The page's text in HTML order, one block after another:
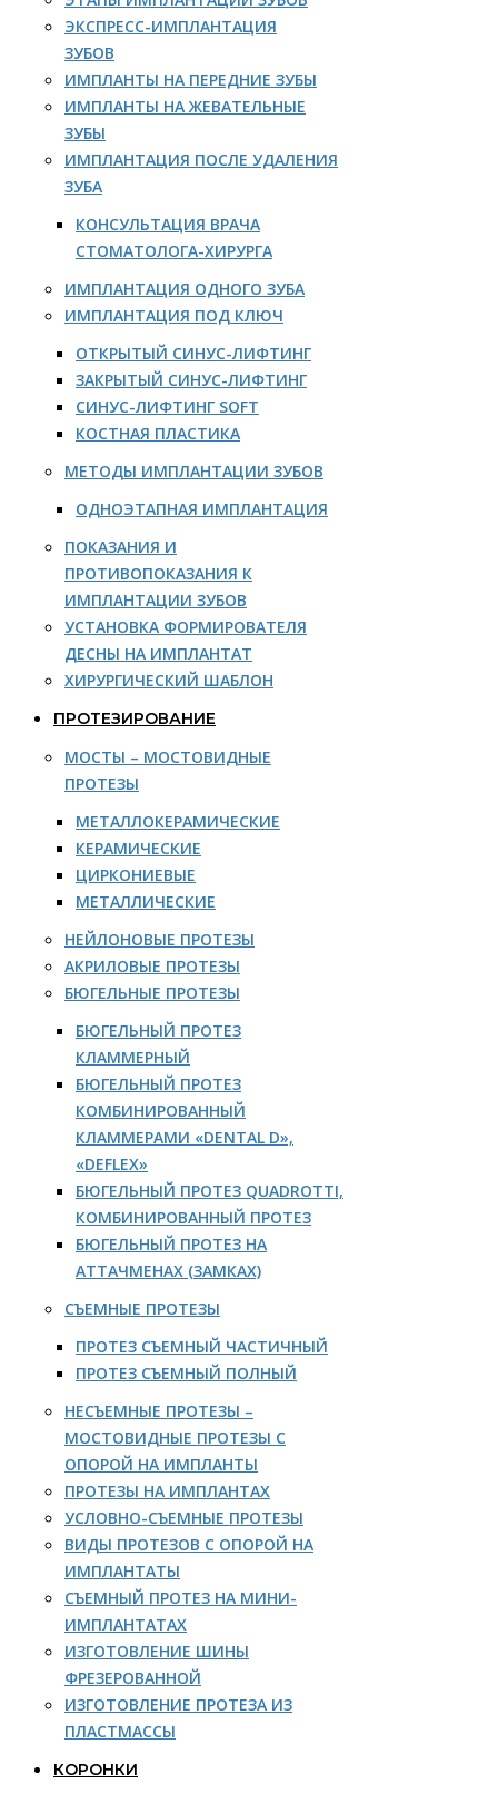
ЭКСПРЕСС-ИМПЛАНТАЦИЯ
ЗУБОВ
ИМПЛАНТЫ НА ПЕРЕДНИЕ ЗУБЫ
ИМПЛАНТЫ НА ЖЕВАТЕЛЬНЫЕ
ЗУБЫ
ИМПЛАНТАЦИЯ ПОСЛЕ УДАЛЕНИЯ
ЗУБА
КОНСУЛЬТАЦИЯ ВРАЧА
СТОМАТОЛОГА-ХИРУРГА
ИМПЛАНТАЦИЯ ОДНОГО ЗУБА
ИМПЛАНТАЦИЯ ПОД КЛЮЧ
ОТКРЫТЫЙ СИНУС-ЛИФТИНГ
ЗАКРЫТЫЙ СИНУС-ЛИФТИНГ
СИНУС-ЛИФТИНГ SOFT
КОСТНАЯ ПЛАСТИКА
МЕТОДЫ ИМПЛАНТАЦИИ ЗУБОВ
ОДНОЭТАПНАЯ ИМПЛАНТАЦИЯ
ПОКАЗАНИЯ И
ПРОТИВОПОКАЗАНИЯ К
ИМПЛАНТАЦИИ ЗУБОВ
УСТАНОВКА ФОРМИРОВАТЕЛЯ
ДЕСНЫ НА ИМПЛАНТАТ
ХИРУРГИЧЕСКИЙ ШАБЛОН
ПРОТЕЗИРОВАНИЕ
МОСТЫ – МОСТОВИДНЫЕ
ПРОТЕЗЫ
МЕТАЛЛОКЕРАМИЧЕСКИЕ
КЕРАМИЧЕСКИЕ
ЦИРКОНИЕВЫЕ
МЕТАЛЛИЧЕСКИЕ
НЕЙЛОНОВЫЕ ПРОТЕЗЫ
АКРИЛОВЫЕ ПРОТЕЗЫ
БЮГЕЛЬНЫЕ ПРОТЕЗЫ
БЮГЕЛЬНЫЙ ПРОТЕЗ
КЛАММЕРНЫЙ
БЮГЕЛЬНЫЙ ПРОТЕЗ
КОМБИНИРОВАННЫЙ
КЛАММЕРАМИ «DENTAL D»,
«DEFLEX»
БЮГЕЛЬНЫЙ ПРОТЕЗ QUADROTTI,
КОМБИНИРОВАННЫЙ ПРОТЕЗ
БЮГЕЛЬНЫЙ ПРОТЕЗ НА
АТТАЧМЕНАХ (ЗАМКАХ)
СЪЕМНЫЕ ПРОТЕЗЫ
ПРОТЕЗ СЪЕМНЫЙ ЧАСТИЧНЫЙ
ПРОТЕЗ СЪЕМНЫЙ ПОЛНЫЙ
НЕСЪЕМНЫЕ ПРОТЕЗЫ –
МОСТОВИДНЫЕ ПРОТЕЗЫ С
ОПОРОЙ НА ИМПЛАНТЫ
ПРОТЕЗЫ НА ИМПЛАНТАХ
УСЛОВНО-СЪЕМНЫЕ ПРОТЕЗЫ
ВИДЫ ПРОТЕЗОВ С ОПОРОЙ НА
ИМПЛАНТАТЫ
СЪЕМНЫЙ ПРОТЕЗ НА МИНИ-
ИМПЛАНТАТАХ
ИЗГОТОВЛЕНИЕ ШИНЫ
ФРЕЗЕРОВАННОЙ
ИЗГОТОВЛЕНИЕ ПРОТЕЗА ИЗ
ПЛАСТМАССЫ
КОРОНКИ